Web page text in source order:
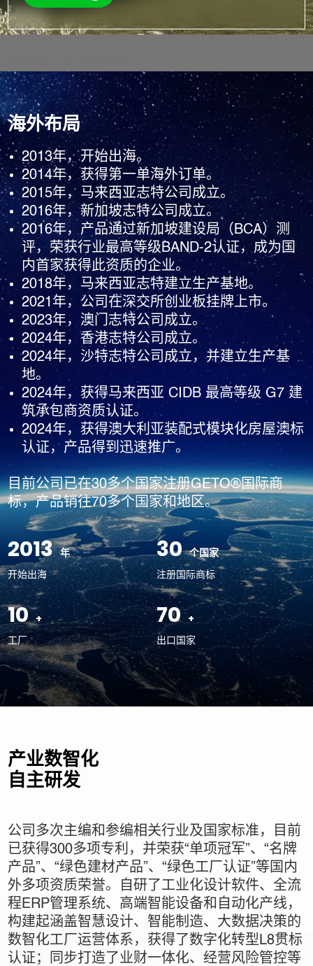
品质建筑产品，实现建筑工业化全生命周期的高效管控与质量
追溯，显著提升建造效率与建筑品质。
“绿色工厂认证”等国内外多项资质荣誉。自研了工业化设计软
件、全流程ERP管理系统、高端智能设备和自动化产线，构建
起涵盖智慧设计、智能制造、大数据决策的数智化工厂运营体
系，获得了数字化转型L8贯标认证；同步打造了业财一体化、
经营风险管控等核心功能模块，创建了支撑企业高效决策的数
智驾驶舱AI+ BI运营决策系统。
公司践行“一带一路”国家战略，实施国内国际双轮驱动发展模
式。2013年开启全球化出海征程，目前已在全球设立10多个
生产基地，产品远销70多个国家和地区，在30多个国家注册了
GETO®国际商标，获得了新加坡BCA BAND2、马来西亚
CIDB G7等多项国际资质认证，建立了完善的海外服务体系和
具备本土化运营能力。
公司坚持ESG可持续发展理念，践行“推进绿色低碳发展，提
升人居生活品质”的使命，坚守“诚信、尊重、协作、创新”的价
值观，秉持“为客户创造价值，让奋斗者实现价值”的经营理
念，实行“1+N”战略模式，开展相关多元化业务；推行事业合
伙人机制，激发组织活力与创造力；凭借多年积累的品牌、技
术、管理、产业数智化等优势，输出生产性服务，采用代理、
加盟、合资合作等形式，构建开放共赢的平台型产供链生态。
海外布局
2013年，开始出海。
2014年，获得第一单海外订单。
2015年，马来西亚志特公司成立。
2016年，新加坡志特公司成立。
2016年，产品通过新加坡建设局（BCA）测
评，荣获行业最高等级BAND-2认证，成为国
内首家获得此资质的企业。
2018年，马来西亚志特建立生产基地。
2021年，公司在深交所创业板挂牌上市。
2023年，澳门志特公司成立。
2024年，香港志特公司成立。
2024年，沙特志特公司成立，并建立生产基
地。
2024年，获得马来西亚 CIDB 最高等级 G7 建
筑承包商资质认证。
2024年，获得澳大利亚装配式模块化房屋澳标
认证，产品得到迅速推广。
目前公司已在30多个国家注册GETO®国际商
标，产品销往70多个国家和地区。
2013
开始出海
30
注册国际商标
10
工厂
70
出口国家
产业数智化
自主研发
公司多次主编和参编相关行业及国家标准，目前
已获得300多项专利，并荣获“单项冠军”、“名牌
产品”、“绿色建材产品”、“绿色工厂认证”等国内
外多项资质荣誉。自研了工业化设计软件、全流
程ERP管理系统、高端智能设备和自动化产线，
构建起涵盖智慧设计、智能制造、大数据决策的
数智化工厂运营体系，获得了数字化转型L8贯标
认证；同步打造了业财一体化、经营风险管控等